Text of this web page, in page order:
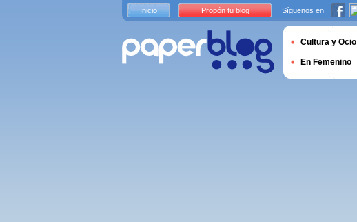
Inicio Propón tu blog Síguenos en
Cultura y Ocio
En Femenino